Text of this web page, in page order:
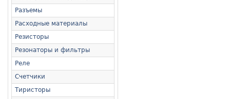
Разъемы
Расходные материалы
Резисторы
Резонаторы и фильтры
Реле
Счетчики
Тиристоры